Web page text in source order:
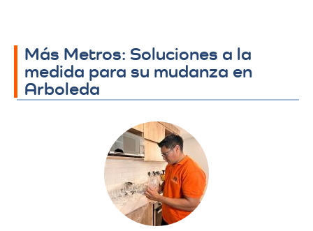
Más Metros: Soluciones a la
medida para su mudanza en
Arboleda